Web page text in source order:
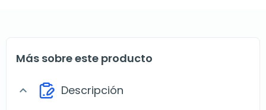
Más sobre este producto
expand_more Descripción